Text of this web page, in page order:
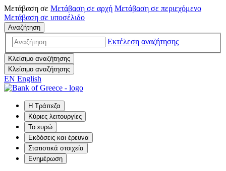
Μετάβαση σε Μετάβαση σε αρχή Μετάβαση σε περιεχόμενο
Μετάβαση σε υποσέλιδο
Αναζήτηση
Εκτέλεση αναζήτησης
Κλείσιμο αναζήτησης
Κλείσιμο αναζήτησης
EN English
Η Τράπεζα
Κύριες λειτουργίες
Το ευρώ
Εκδόσεις και έρευνα
Στατιστικά στοιχεία
Ενημέρωση